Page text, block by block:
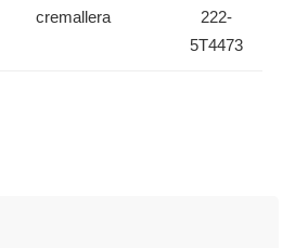
cremallera
222-
5T4473